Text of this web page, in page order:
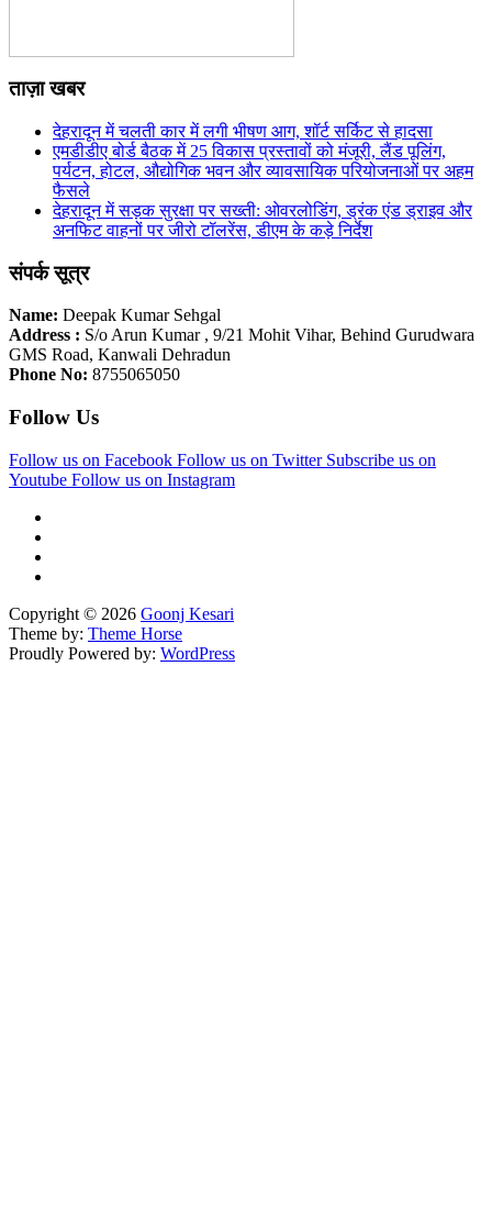
ताज़ा खबर
देहरादून में चलती कार में लगी भीषण आग, शॉर्ट सर्किट से हादसा
एमडीडीए बोर्ड बैठक में 25 विकास प्रस्तावों को मंजूरी, लैंड पूलिंग,
पर्यटन, होटल, औद्योगिक भवन और व्यावसायिक परियोजनाओं पर अहम
फैसले
देहरादून में सड़क सुरक्षा पर सख्ती: ओवरलोडिंग, ड्रंक एंड ड्राइव और
अनफिट वाहनों पर जीरो टॉलरेंस, डीएम के कड़े निर्देश
संपर्क सूत्र
Name: Deepak Kumar Sehgal
Address : S/o Arun Kumar , 9/21 Mohit Vihar, Behind Gurudwara
GMS Road, Kanwali Dehradun
Phone No: 8755065050
Follow Us
Follow us on Facebook Follow us on Twitter Subscribe us on
Youtube Follow us on Instagram
Copyright © 2026 Goonj Kesari
Theme by: Theme Horse
Proudly Powered by: WordPress